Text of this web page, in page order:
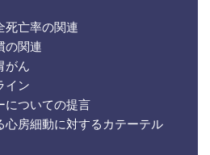
死亡率の関連
の関連
がん
イン
についての提言
心房細動に対するカテーテル